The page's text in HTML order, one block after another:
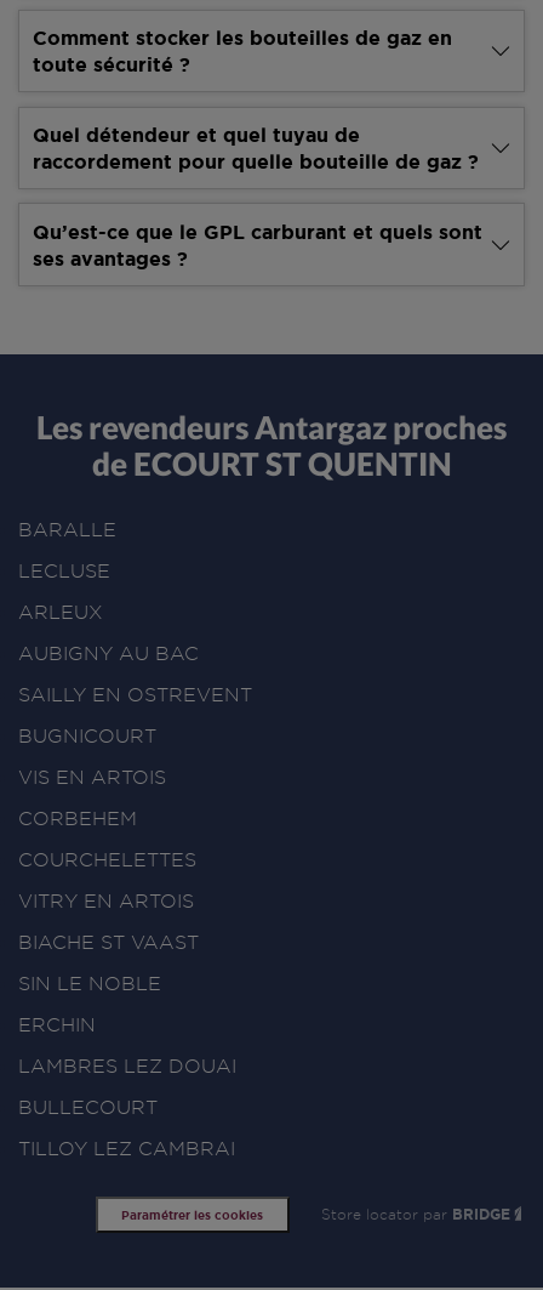
Comment stocker les bouteilles de gaz en
toute sécurité ?
Quel détendeur et quel tuyau de
raccordement pour quelle bouteille de gaz ?
Qu’est-ce que le GPL carburant et quels sont
ses avantages ?
Les revendeurs Antargaz proches
de ECOURT ST QUENTIN
BARALLE
LECLUSE
ARLEUX
AUBIGNY AU BAC
SAILLY EN OSTREVENT
BUGNICOURT
VIS EN ARTOIS
CORBEHEM
COURCHELETTES
VITRY EN ARTOIS
BIACHE ST VAAST
SIN LE NOBLE
ERCHIN
LAMBRES LEZ DOUAI
BULLECOURT
TILLOY LEZ CAMBRAI
Paramétrer les cookies Store locator par BRIDGE